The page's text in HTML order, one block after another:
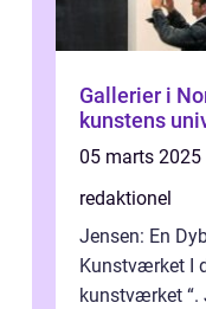
Gallerier i
kunstens
05 marts 2025
redaktionel
Jensen: En
Kunstværket I
kunstværket “.